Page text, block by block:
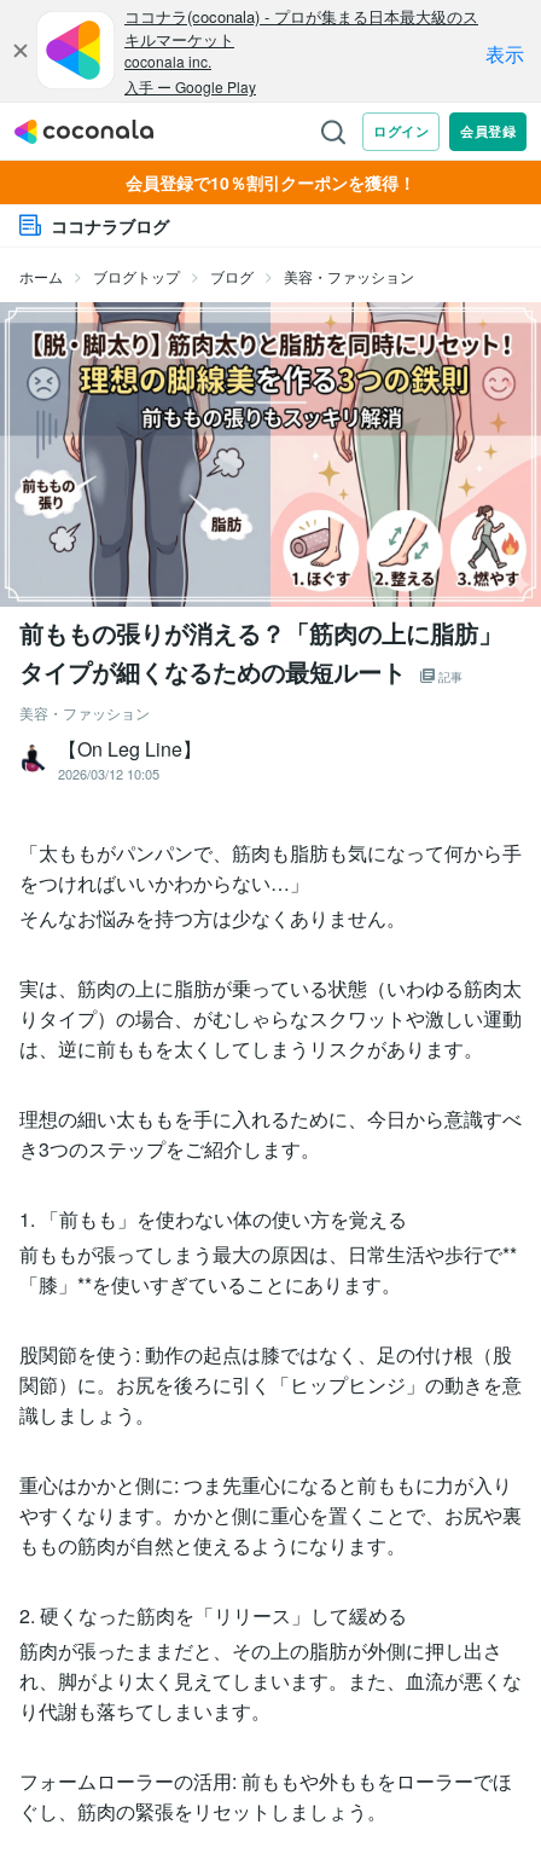
会員登録で10％割引クーポンを獲得！
ココナラブログ
ホーム ブログトップ ブログ 美容・ファッション
前ももの張りが消える？「筋肉の上に脂肪」
タイプが細くなるための最短ルート
記事
美容・ファッション
【On Leg Line】
2026/03/12 10:05
「太ももがパンパンで、筋肉も脂肪も気になって何から手
をつければいいかわからない…」
そんなお悩みを持つ方は少なくありません。
実は、筋肉の上に脂肪が乗っている状態（いわゆる筋肉太
りタイプ）の場合、がむしゃらなスクワットや激しい運動
は、逆に前ももを太くしてしまうリスクがあります。
理想の細い太ももを手に入れるために、今日から意識すべ
き3つのステップをご紹介します。
1. 「前もも」を使わない体の使い方を覚える
前ももが張ってしまう最大の原因は、日常生活や歩行で**
「膝」**を使いすぎていることにあります。
股関節を使う: 動作の起点は膝ではなく、足の付け根（股
関節）に。お尻を後ろに引く「ヒップヒンジ」の動きを意
識しましょう。
重心はかかと側に: つま先重心になると前ももに力が入り
やすくなります。かかと側に重心を置くことで、お尻や裏
ももの筋肉が自然と使えるようになります。
2. 硬くなった筋肉を「リリース」して緩める
筋肉が張ったままだと、その上の脂肪が外側に押し出さ
れ、脚がより太く見えてしまいます。また、血流が悪くな
り代謝も落ちてしまいます。
フォームローラーの活用: 前ももや外ももをローラーでほ
ぐし、筋肉の緊張をリセットしましょう。